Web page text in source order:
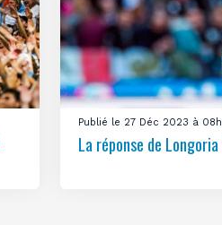
Publié le 27 Déc 2023 à
La réponse de